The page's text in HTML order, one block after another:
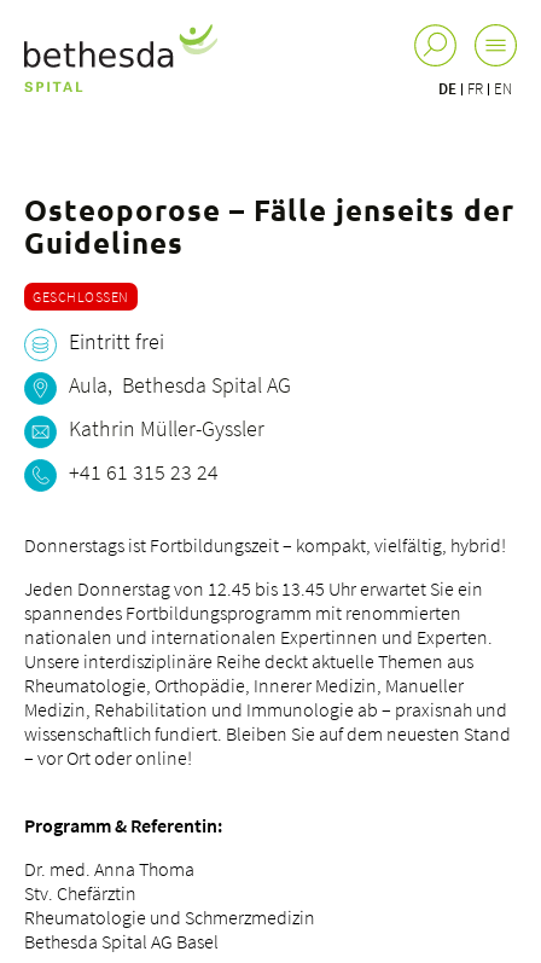
DE FR EN
Über uns
Blog
Zuweisende
Personen
Veranstaltungen & Kurse
Notaufnahme
Osteoporose – Fälle jenseits der
Guidelines
GESCHLOSSEN
Eintritt frei
Aula, Bethesda Spital AG
Kathrin Müller-Gyssler
+41 61 315 23 24
Donnerstags ist Fortbildungszeit – kompakt, vielfältig, hybrid!
Jeden Donnerstag von 12.45 bis 13.45 Uhr erwartet Sie ein
spannendes Fortbildungsprogramm mit renommierten
nationalen und internationalen Expertinnen und Experten.
Unsere interdisziplinäre Reihe deckt aktuelle Themen aus
Rheumatologie, Orthopädie, Innerer Medizin, Manueller
Medizin, Rehabilitation und Immunologie ab – praxisnah und
wissenschaftlich fundiert. Bleiben Sie auf dem neuesten Stand
– vor Ort oder online!
Programm & Referentin:
Dr. med. Anna Thoma
Stv. Chefärztin
Rheumatologie und Schmerzmedizin
Bethesda Spital AG Basel